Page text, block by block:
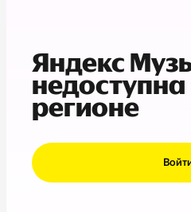
Яндекс
регионе